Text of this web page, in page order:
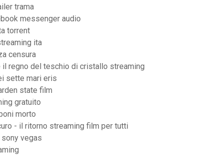
trama
messenger audio
torrent
ita
censura
il regno del teschio di cristallo streaming
sette mari eris
state film
gratuito
morto
- il ritorno streaming film per tutti
vegas